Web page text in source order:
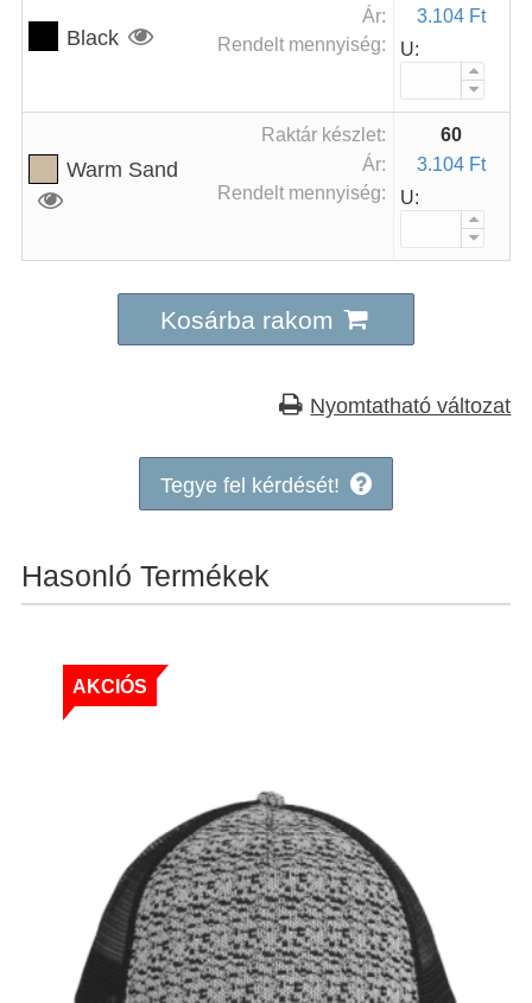
Black
Ár:
Rendelt mennyiség:
3.104 Ft
U:
Warm Sand
Raktár készlet:
Ár:
Rendelt mennyiség:
60
3.104 Ft
U:
Kosárba rakom
Nyomtatható változat
Tegye fel kérdését!
Hasonló Termékek
AKCIÓS
Fennakadás
Kedves partnereink!
megnövekedett igények miatt
Határidős rendelés előtt kérjük egyeztessen velünk
Ezzel együtt megteszünk mindent
a zökkenőmenteskiszolgálás érdekében.